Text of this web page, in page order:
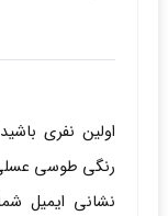
اولین نفری
رنگی طوسی عسلی
نشانی ایمیل